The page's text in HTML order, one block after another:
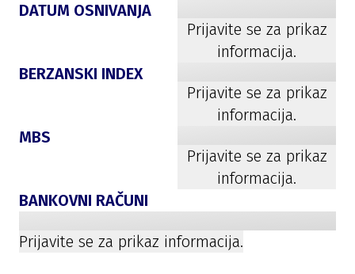
DATUM OSNIVANJA
Prijavite se za prikaz
informacija.
BERZANSKI INDEX
Prijavite se za prikaz
informacija.
MBS
Prijavite se za prikaz
informacija.
BANKOVNI RAČUNI
Prijavite se za prikaz informacija.